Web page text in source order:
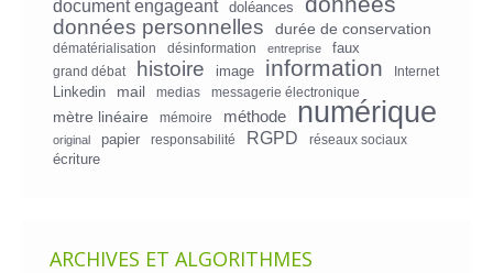
document engageant doléances
données personnelles durée de conservation
dématérialisation désinformation entreprise faux
grand débat histoire image information Internet
Linkedin mail medias messagerie électronique
mètre linéaire mémoire méthode numérique
original papier responsabilité RGPD réseaux sociaux
écriture
ARCHIVES ET ALGORITHMES